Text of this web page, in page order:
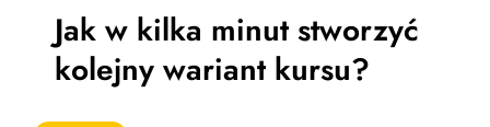
Jak w kilka minut stworzyć
kolejny wariant kursu?